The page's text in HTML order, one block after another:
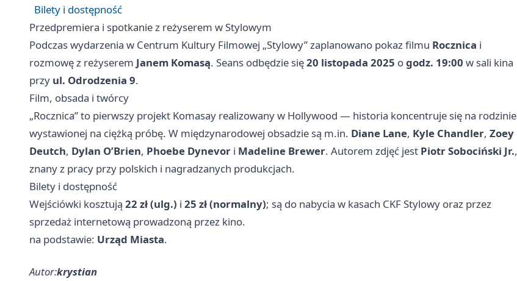
Bilety i dostępność
Przedpremiera i spotkanie z reżyserem w Stylowym
Podczas wydarzenia w Centrum Kultury Filmowej „Stylowy” zaplanowano pokaz filmu Rocznica i
rozmowę z reżyserem Janem Komasą. Seans odbędzie się20 listopada 2025 ogodz. 19:00 w sali kina
przy ul. Odrodzenia 9.
Film, obsada i twórcy
„Rocznica” to pierwszy projekt Komasay realizowany w Hollywood — historia koncentruje się na rodzinie
wystawionej na ciężką próbę. W międzynarodowej obsadzie są m.in. Diane Lane, Kyle Chandler, Zoey
Deutch, Dylan O’Brien, Phoebe Dynevor i Madeline Brewer. Autorem zdjęć jest Piotr Sobociński Jr.,
znany z pracy przy polskich i nagradzanych produkcjach.
Bilety i dostępność
Wejściówki kosztują 22 zł (ulg.) i 25 zł (normalny); są do nabycia w kasach CKF Stylowy oraz przez
sprzedaż internetową prowadzoną przez kino.
na podstawie: Urząd Miasta.
Autor:krystian